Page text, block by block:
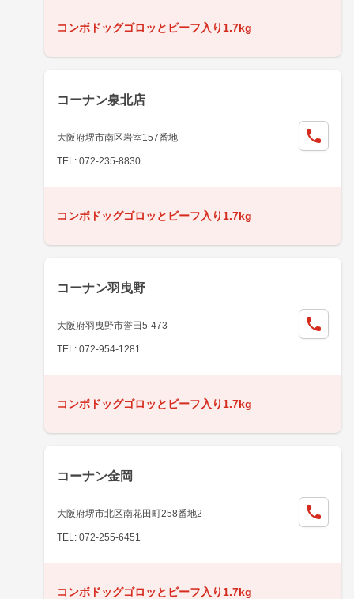
コンボドッグゴロッとビーフ入り1.7kg
コーナン泉北店
大阪府堺市南区岩室157番地
TEL: 072-235-8830
コンボドッグゴロッとビーフ入り1.7kg
コーナン羽曳野
大阪府羽曳野市誉田5-473
TEL: 072-954-1281
コンボドッグゴロッとビーフ入り1.7kg
コーナン金岡
大阪府堺市北区南花田町258番地2
TEL: 072-255-6451
コンボドッグゴロッとビーフ入り1.7kg